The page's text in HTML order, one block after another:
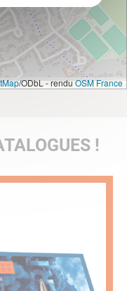
/ODbL - renduOSM France
!